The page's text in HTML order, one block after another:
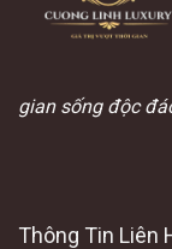
gian sống độc
Thông Tin Liên